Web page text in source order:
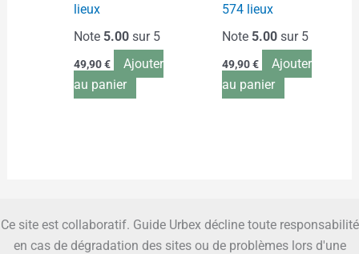
lieux
Note 5.00sur 5
49,90€
Ajouter
au panier
574 lieux
Note 5.00 sur 5
49,90€
Ajouter
au panier
Ce site est collaboratif. Guide Urbex décline toute responsabilité
en cas de dégradation des sites ou de problèmes lors d'une